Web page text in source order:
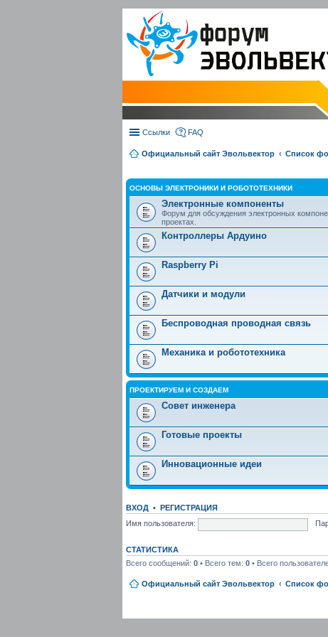
Ссылки FAQ
Официальный сайт Эвольвектор Список
ОСНОВЫ ЭЛЕКТРОНИКИ И РОБОТОТЕХНИКИ
Электронные компоненты
Форум для обсуждения электронных
проектах.
Контроллеры Ардуино
Raspberry Pi
Датчики и модули
Беспроводная проводная связь
Механика и робототехника
ПРОЕКТИРУЕМ И СОЗДАЕМ
Совет инженера
Готовые проекты
Инновационные идеи
ВХОД • РЕГИСТРАЦИЯ
Имя пользователя:
СТАТИСТИКА
Всего сообщений: 0 • Всего тем: 0 • Всего
Официальный сайт Эвольвектор Список